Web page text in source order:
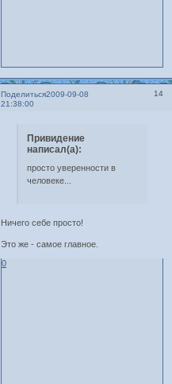
Поделиться 14
2009-09-08
21:38:00
Привидение
написал(а):
просто уверенности в
человеке...
Ничего себе просто!
Это же - самое главное.
0